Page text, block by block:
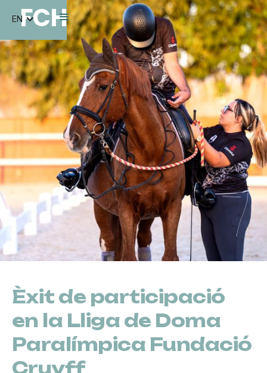
FCH
EN
Èxit de participació
en la Lliga de Doma
Paralímpica Fundació
Cruyff